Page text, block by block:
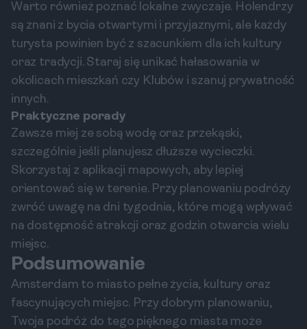
Warto również poznać lokalne zwyczaje. Holendrzy
są znani z bycia otwartymi i przyjaznymi, ale każdy
turysta powinien być z szacunkiem dla ich kultury
oraz tradycji. Staraj się unikać hałasowania w
okolicach mieszkań czy Klubów i szanuj prywatność
innych.
Praktyczne porady
Zawsze miej ze sobą wodę oraz przekąski,
szczególnie jeśli planujesz dłuższe wycieczki.
Skorzystaj z aplikacji mapowych, aby lepiej
orientować się w terenie. Przy planowaniu podróży
zwróć uwagę na dni tygodnia, które mogą wpływać
na dostępność atrakcji oraz godzin otwarcia wielu
miejsc.
Podsumowanie
Amsterdam to miasto pełne życia, kultury oraz
fascynujących miejsc. Przy dobrym planowaniu,
Twoja podróż do tego pięknego miasta może